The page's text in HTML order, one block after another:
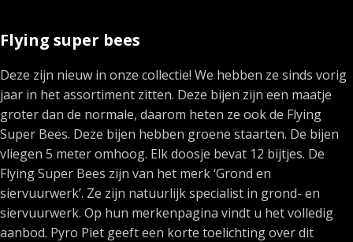
Flying super bees
Deze zijn nieuw in onze collectie! We hebben ze sinds vorig
jaar in het assortiment zitten. Deze bijen zijn een maatje
groter dan de normale, daarom heten ze ook de Flying
Super Bees. Deze bijen hebben groene staarten. De bijen
vliegen 5 meter omhoog. Elk doosje bevat 12 bijtjes. De
Flying Super Bees zijn van het merk ‘Grond en
siervuurwerk’. Ze zijn natuurlijk specialist in grond- en
siervuurwerk. Op hun merkenpagina vindt u het volledig
aanbod. Pyro Piet geeft een korte toelichting over dit